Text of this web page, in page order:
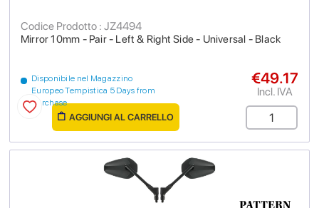
Mirror 10mm - Pair - Left & Right Side - Universal - Black
Codice Prodotto : JZ4494
Disponibile nel Magazzino
Europeo Tempistica 5 Days from
purchase
€49.17
Incl. IVA
AGGIUNGI AL CARRELLO